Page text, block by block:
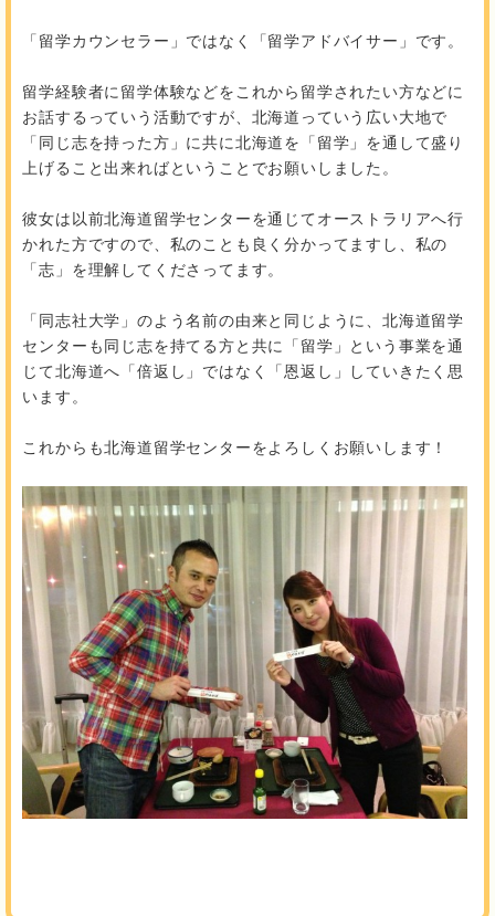
「留学カウンセラー」ではなく「留学アドバイサー」です。
留学経験者に留学体験などをこれから留学されたい方などに
お話するっていう活動ですが、北海道っていう広い大地で
「同じ志を持った方」に共に北海道を「留学」を通して盛り
上げること出来ればということでお願いしました。
彼女は以前北海道留学センターを通じてオーストラリアへ行
かれた方ですので、私のことも良く分かってますし、私の
「志」を理解してくださってます。
「同志社大学」のよう名前の由来と同じように、北海道留学
センターも同じ志を持てる方と共に「留学」という事業を通
じて北海道へ「倍返し」ではなく「恩返し」していきたく思
います。
これからも北海道留学センターをよろしくお願いします！